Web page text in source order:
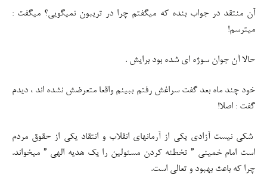
آن منتقد در جواب بنده که میگفتم چرا در تریبون نمیگویی؟ میگفت :
میترسم!
حالا آن جوان سوژه ای شده بود برایش .
خود چند ماه بعد گفت سراغش رفتم ببینم واقعا متعرضش نشده اند ، دیدم
گفت : اصلا!
شکی نیست آزادی یکی از آرمانهای انقلاب و انتقاد یکی از حقوق مردم
است امام خمینی ” تخطئه کردن مسئولین را یک هدیه الهی ” میخواند.
چرا که باعث بهبود و تعالی است.